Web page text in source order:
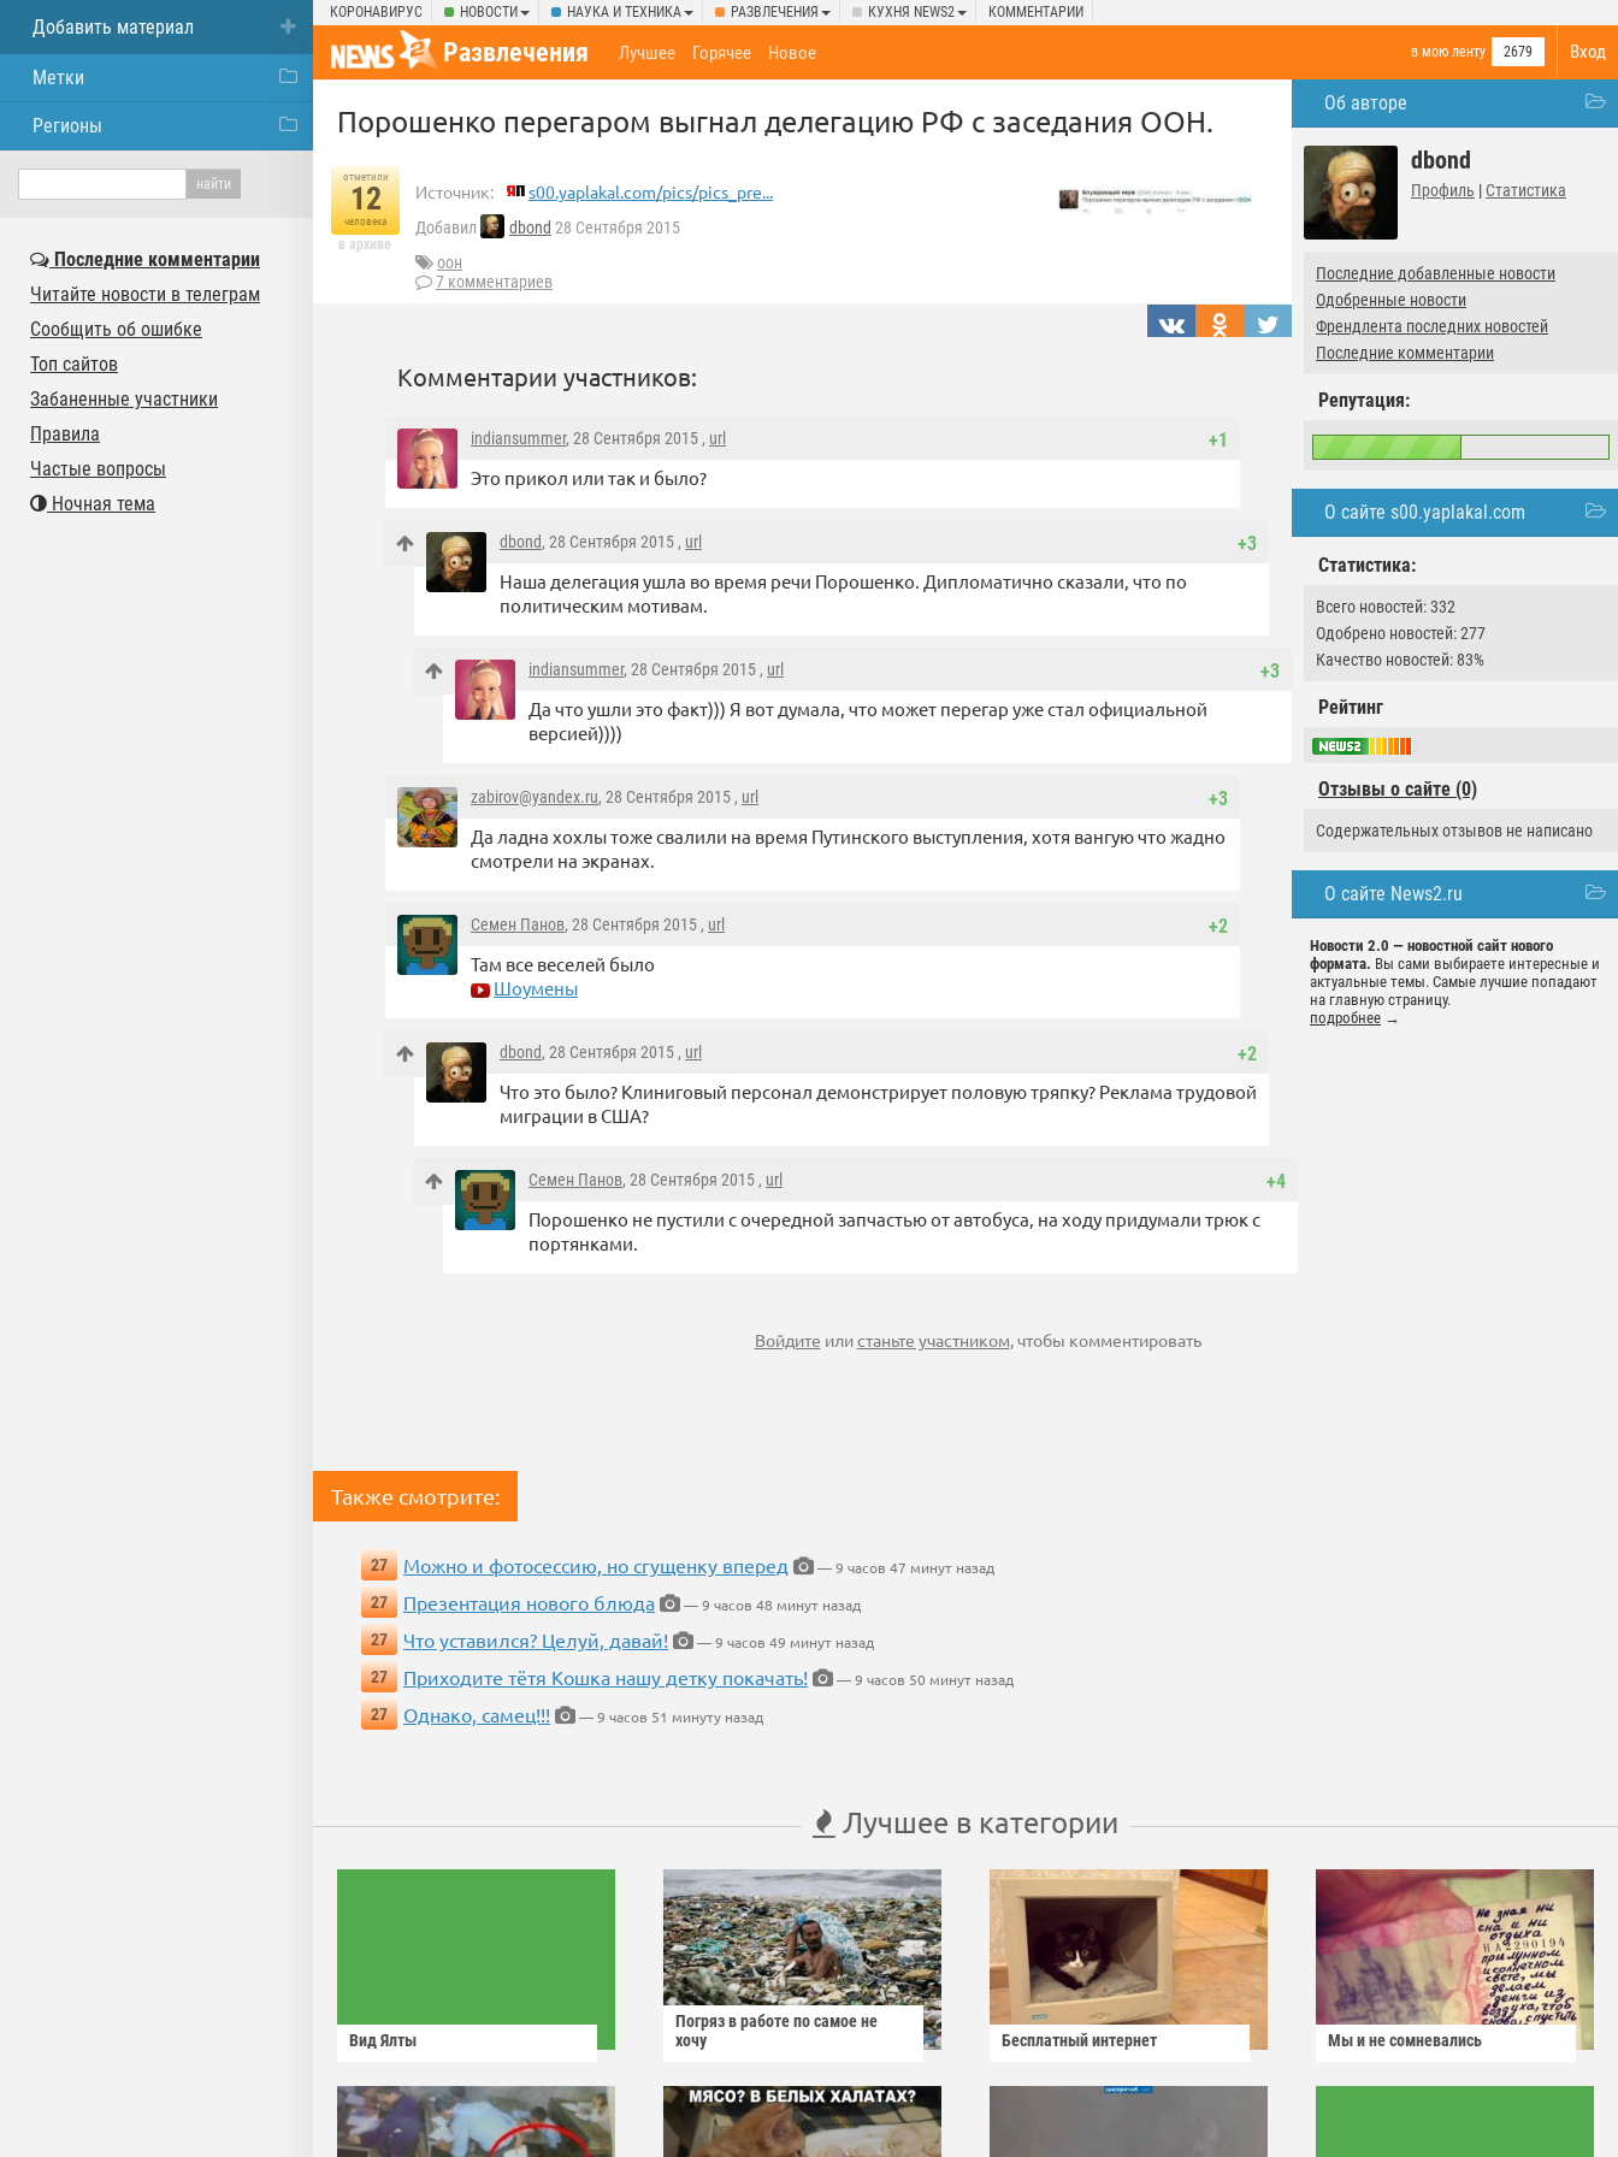
КОРОНАВИРУС НОВОСТИ НАУКА И ТЕХНИКА РАЗВЛЕЧЕНИЯ КУХНЯ NEWS2 КОММЕНТАРИИ
Вход
Развлечения в мою ленту 2679
Лучшее Горячее Новое
Об авторе
dbond
Профиль | Статистика
Последние добавленные новости
Одобренные новости
Френдлента последних новостей
Последние комментарии
Репутация:
О сайте s00.yaplakal.com
Статистика:
Всего новостей: 332
Одобрено новостей: 277
Качество новостей: 83%
Рейтинг
Отзывы о сайте (0)
Содержательных отзывов не написано
О сайте News2.ru
Новости 2.0 — новостной сайт нового
формата. Вы сами выбираете интересные и
актуальные темы. Самые лучшие попадают
на главную страницу.
подробнее →
Порошенко перегаром выгнал делегацию РФ с заседания ООН.
отметили
12
человека
в архиве
Источник: s00.yaplakal.com/pics/pics_pre...
Добавил dbond 28 Сентября 2015
оон
7 комментариев
Комментарии участников:
+1
indiansummer, 28 Сентября 2015 , url
Это прикол или так и было?
+3
dbond, 28 Сентября 2015 , url
Наша делегация ушла во время речи Порошенко. Дипломатично сказали, что по
политическим мотивам.
+3
indiansummer, 28 Сентября 2015 , url
Да что ушли это факт))) Я вот думала, что может перегар уже стал официальной
версией))))
+3
zabirov@yandex.ru, 28 Сентября 2015 , url
Да ладна хохлы тоже свалили на время Путинского выступления, хотя вангую что жадно
смотрели на экранах.
+2
Семен Панов, 28 Сентября 2015 , url
Там все веселей было
Шоумены
+2
dbond, 28 Сентября 2015 , url
Что это было? Клиниговый персонал демонстрирует половую тряпку? Реклама трудовой
миграции в США?
+4
Семен Панов, 28 Сентября 2015 , url
Порошенко не пустили с очередной запчастью от автобуса, на ходу придумали трюк с
портянками.
Войдите илистаньте участником, чтобы комментировать
Также смотрите:
27 Можно и фотосессию, но сгущенку вперед
— 9 часов 47 минут назад
27
Презентация нового блюда
— 9 часов 48 минут назад
27
Что уставился? Целуй, давай!
— 9 часов 49 минут назад
27
Приходите тётя Кошка нашу детку покачать!
— 9 часов 50 минут назад
27
Однако, самец!!! — 9 часов 51 минуту назад
Лучшее в категории
Вид Ялты
Погряз в работе по самое не
хочу
Бесплатный интернет Мы и не сомневались
Добавить материал
Метки
Регионы
Последние комментарии
Читайте новости в телеграм
Сообщить об ошибке
Топ сайтов
Забаненные участники
Правила
Частые вопросы
Ночная тема